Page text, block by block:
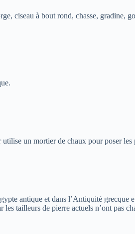
ciseau à bout rond, chasse, gradine,
un mortier de chaux pour poser les
antique et dans l’Antiquité grecque
tailleurs de pierre actuels n’ont pas